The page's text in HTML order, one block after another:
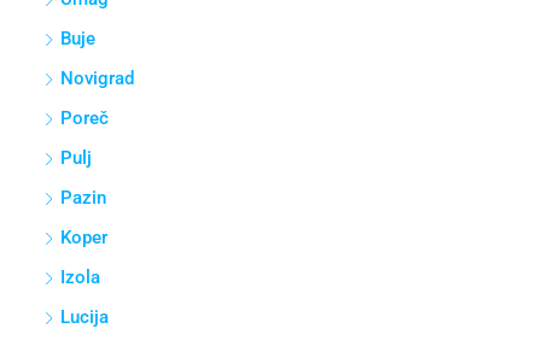
Umag
Buje
Novigrad
Poreč
Pulj
Pazin
Koper
Izola
Lucija